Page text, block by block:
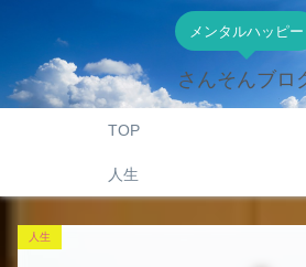
メンタルハッピー
さんそんブロ
TOP
人生
人生